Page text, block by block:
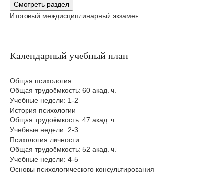
Смотреть раздел
Итоговый междисциплинарный экзамен
Календарный учебный план
Общая психология
Общая трудоёмкость: 60 акад. ч.
Учебные недели: 1-2
История психологии
Общая трудоёмкость: 47 акад. ч.
Учебные недели: 2-3
Психология личности
Общая трудоёмкость: 52 акад. ч.
Учебные недели: 4-5
Основы психологического консультирования